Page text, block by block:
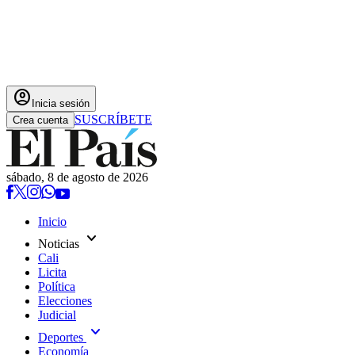
account_circle Inicia sesión
Crea cuenta SUSCRÍBETE
sábado, 8 de agosto de 2026
Inicio
Noticias expand_more
Cali
Licita
Política
Elecciones
Judicial
Deportes expand_more
Economía